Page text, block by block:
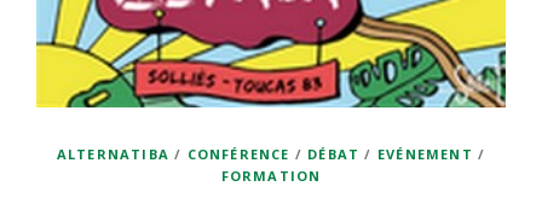
ALTERNATIBA / CONFÉRENCE / DÉBAT / EVÉNEMENT /
FORMATION